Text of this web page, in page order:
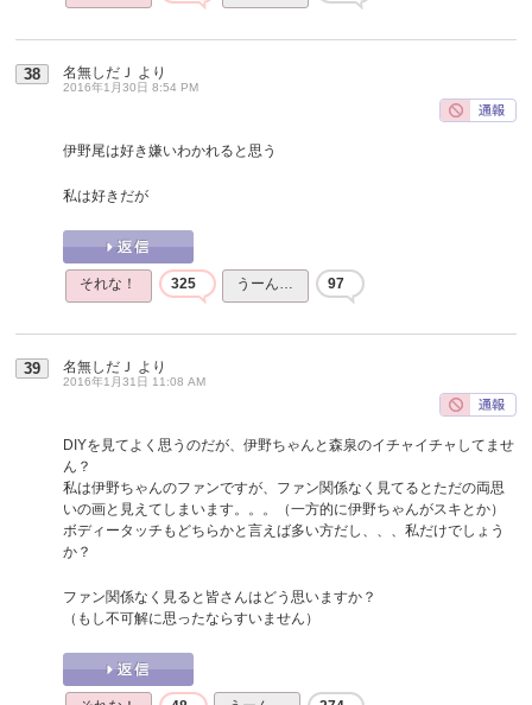
38 名無しだＪ より
2016年1月30日 8:54 PM
伊野尾は好き嫌いわかれると思う
私は好きだが
それな！ 325 うーん… 97
39 名無しだＪ より
2016年1月31日 11:08 AM
DIYを見てよく思うのだが、伊野ちゃんと森泉のイチャイチャしてませ
ん？
私は伊野ちゃんのファンですが、ファン関係なく見てるとただの両思
いの画と見えてしまいます。。。（一方的に伊野ちゃんがスキとか）
ボディータッチもどちらかと言えば多い方だし、、、私だけでしょう
か？
ファン関係なく見ると皆さんはどう思いますか？
（もし不可解に思ったならすいません）